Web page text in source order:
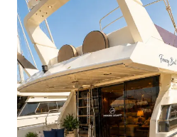
✅ Снаряжение для
✅ Музыка на борту через
✅ Страховка пассажиров
✅ Возможность